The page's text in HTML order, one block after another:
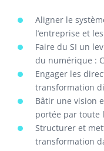
Aligner le
l’entreprise et
Faire du SI un
du numérique :
Engager les
transformation
Bâtir une vision
portée par toute
Structurer et
transformation